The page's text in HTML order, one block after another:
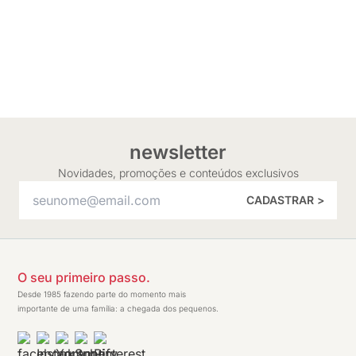
newsletter
Novidades, promoções e conteúdos exclusivos
CADASTRAR >
O seu primeiro passo.
Desde 1985 fazendo parte do momento mais
importante de uma família: a chegada dos pequenos.